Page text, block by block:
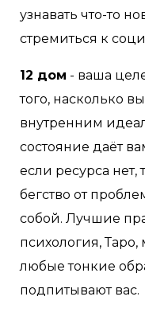
узнавать что-то
стремиться к
12 дом - ваша
того, насколько
внутренним
состояние даёт
если ресурса нет,
бегство от
собой. Лучшие
психология,
любые тонкие
подпитывают вас.